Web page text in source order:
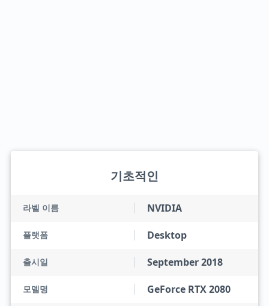
기초적인
라벨 이름 NVIDIA
플랫폼 Desktop
출시일 September 2018
모델명 GeForce RTX 2080